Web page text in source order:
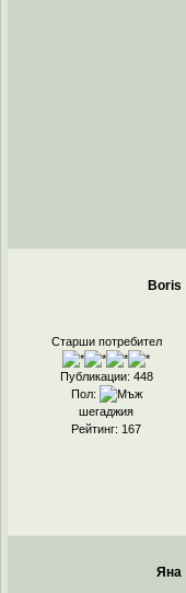
Boris
Старши потребител
Публикации: 448
Пол:
шегаджия
Рейтинг: 167
Яна